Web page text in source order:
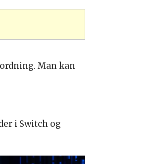
Man kan
i Switch og